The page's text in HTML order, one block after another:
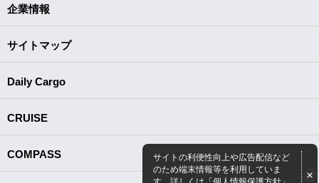
サイトの利便性向上や広告配信など
のため端末情報等を利用していま
企業情報
サイトマップ
Daily Cargo
CRUISE
COMPASS